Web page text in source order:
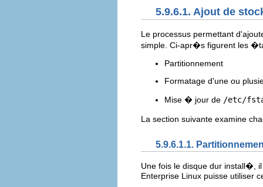
5.9.6.1. Ajout de
Le processus permettant
simple. Ci-apr�s figurent les
Partitionnement
Formatage d'une ou
Mise � jour de /etc/
La section suivante examine
5.9.6.1.1.
Une fois le disque dur install�,
Enterprise Linux puisse utiliser